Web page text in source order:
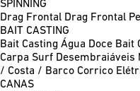
SPINNING
Drag Frontal Drag Frontal
BAIT CASTING
Bait Casting Água Doce Bait
Carpa Surf Desembraiáveis
/ Costa / Barco Corrico
CANAS